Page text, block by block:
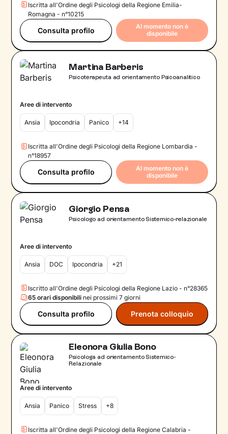
Iscritta all'Ordine degli Psicologi della Regione Emilia-
Romagna - n°10215
Consulta profilo
Al momento non è
disponibile
Martina Barberis
Psicoterapeuta ad orientamento Psicoanalitico
Aree di intervento
Ansia Ipocondria Panico +14
Iscritta all'Ordine degli Psicologi della Regione Lombardia -
n°18957
Consulta profilo
Al momento non è
disponibile
Giorgio Pensa
Psicologo ad orientamento Sistemico-relazionale
Aree di intervento
Ansia DOC Ipocondria +21
Iscritto all'Ordine degli Psicologi della Regione Lazio - n°28365
65 orari disponibili nei prossimi 7 giorni
Consulta profilo Prenota colloquio
Eleonora Giulia Bono
Psicologa ad orientamento Sistemico-
Relazionale
Aree di intervento
Ansia Panico Stress +8
Iscritta all'Ordine degli Psicologi della Regione Calabria -